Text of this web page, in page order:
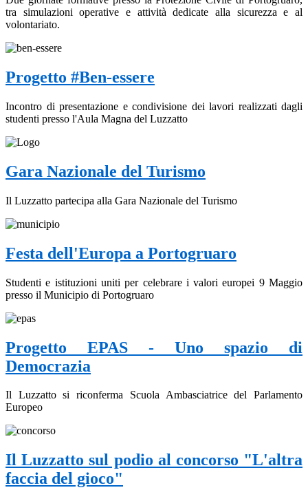
tra simulazioni operative e attività dedicate alla sicurezza e al
volontariato.
Progetto #Ben-essere
Incontro di presentazione e condivisione dei lavori realizzati dagli
studenti presso l'Aula Magna del Luzzatto
Gara Nazionale del Turismo
Il Luzzatto partecipa alla Gara Nazionale del Turismo
Festa dell'Europa a Portogruaro
Studenti e istituzioni uniti per celebrare i valori europei 9 Maggio
presso il Municipio di Portogruaro
Progetto EPAS - Uno spazio di
Democrazia
Il Luzzatto si riconferma Scuola Ambasciatrice del Parlamento
Europeo
Il Luzzatto sul podio al concorso "L'altra
faccia del gioco"